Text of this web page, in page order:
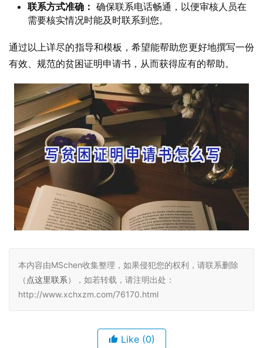
联系方式准确： 确保联系电话畅通，以便审核人员在
需要核实情况时能及时联系到您。
通过以上详尽的指导和模板，希望能帮助您更好地撰写一份
有效、规范的贫困证明申请书，从而获得应有的帮助。
本内容由MSchen收集整理，如果侵犯您的权利，请联系删除
（ 点这里联系），如若转载，请注明出处：
http://www.xchxzm.com/76170.html
Like (0)